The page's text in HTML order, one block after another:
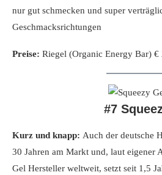
nur gut schmecken und super
Geschmacksrichtungen
Preise: Riegel (Organic Energy Bar) €
#7
Kurz und knapp: Auch der deutsche
30 Jahren am Markt und, laut eigener
Gel Hersteller weltweit, setzt seit 1,5